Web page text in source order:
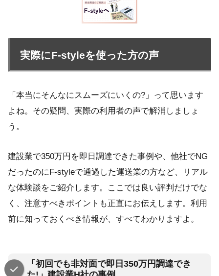
実際にF-styleを使った方の声
「本当にそんなにスムーズにいくの?」って思います
よね。その疑問、実際の利用者の声で解消しましょ
う。
建設業で350万円を即日調達できた事例や、他社でNG
だったのにF-styleで通過した運送業の方など、リアル
な体験談をご紹介します。ここでは良い評判だけでな
く、注意すべきポイントも正直にお伝えします。利用
前に知っておくべき情報が、すべてわかりますよ。
「初回でも非対面で即日350万円調達でき